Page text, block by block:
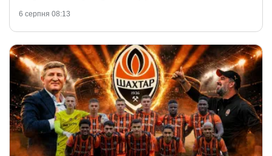
6 серпня 08:13